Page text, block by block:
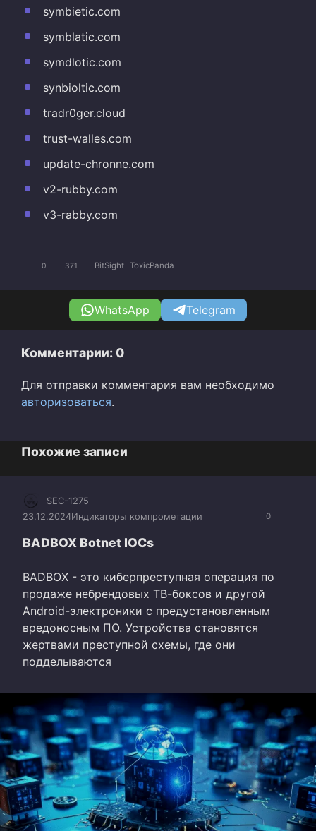
symbietic.com
symblatic.com
symdlotic.com
synbioltic.com
tradr0ger.cloud
trust-walles.com
update-chronne.com
v2-rubby.com
v3-rabby.com
0 371 BitSight ToxicPanda
WhatsApp Telegram
Комментарии: 0
Для отправки комментария вам необходимо
авторизоваться.
Похожие записи
0
SEC-1275
23.12.2024Индикаторы компрометации
BADBOX Botnet IOCs
BADBOX - это киберпреступная операция по
продаже небрендовых ТВ-боксов и другой
Android-электроники с предустановленным
вредоносным ПО. Устройства становятся
жертвами преступной схемы, где они
подделываются